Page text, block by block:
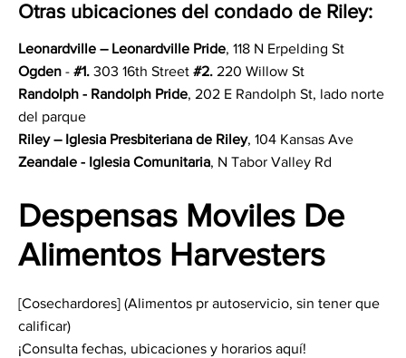
Otras ubicaciones del condado de Riley:
Leonardville – Leonardville Pride, 118 N Erpelding St
Ogden-#1.303 16th Street#2.220 Willow St
Randolph - Randolph Pride, 202 E Randolph St, lado norte
del parque
Riley – Iglesia Presbiteriana de Riley, 104 Kansas Ave
Zeandale - Iglesia Comunitaria, N Tabor Valley Rd
Despensas Moviles De
Alimentos Harvesters
[Cosechardores] (Alimentos pr autoservicio, sin tener que
calificar)
¡Consulta fechas, ubicaciones y horarios aquí!